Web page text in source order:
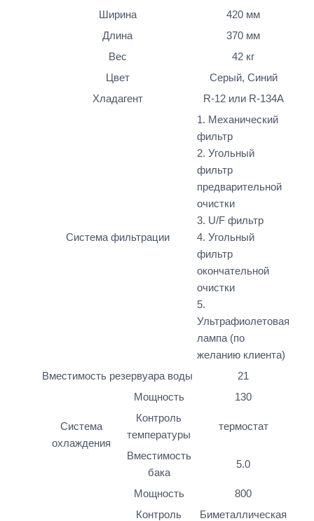
Ширина
420 мм
Длина
370 мм
Вес
42 кг
Цвет
Серый, Синий
Хладагент
R-12 или R-134A
Система фильтрации
1. Механический
фильтр
2. Угольный
фильтр
предварительной
очистки
3. U/F фильтр
4. Угольный
фильтр
окончательной
очистки
5.
Ультрафиолетовая
лампа (по
желанию клиента)
Вместимость резервуара воды
21
Система
охлаждения
Мощность
130
Контроль
температуры
термостат
Вместимость
бака
5.0
Мощность
800
Контроль
Биметаллическая